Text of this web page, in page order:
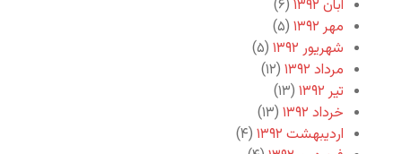
آبان ۱۳۹۲
(۶)
مهر ۱۳۹۲
(۵)
شهریور ۱۳۹۲
(۵)
مرداد ۱۳۹۲
(۱۲)
تیر ۱۳۹۲
(۱۳)
خرداد ۱۳۹۲
(۱۳)
اردیبهشت ۱۳۹۲
(۴)